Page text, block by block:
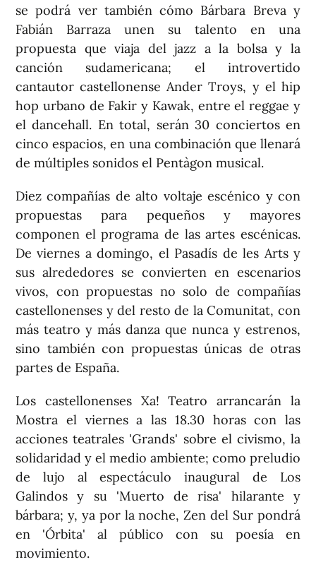
se podrá ver también cómo Bárbara Breva y
Fabián Barraza unen su talento en una
propuesta que viaja del jazz a la bolsa y la
canción sudamericana; el introvertido
cantautor castellonense Ander Troys, y el hip
hop urbano de Fakir y Kawak, entre el reggae y
el dancehall. En total, serán 30 conciertos en
cinco espacios, en una combinación que llenará
de múltiples sonidos el Pentàgon musical.
Diez compañías de alto voltaje escénico y con
propuestas para pequeños y mayores
componen el programa de las artes escénicas.
De viernes a domingo, el Pasadís de les Arts y
sus alrededores se convierten en escenarios
vivos, con propuestas no solo de compañías
castellonenses y del resto de la Comunitat, con
más teatro y más danza que nunca y estrenos,
sino también con propuestas únicas de otras
partes de España.
Los castellonenses Xa! Teatro arrancarán la
Mostra el viernes a las 18.30 horas con las
acciones teatrales 'Grands' sobre el civismo, la
solidaridad y el medio ambiente; como preludio
de lujo al espectáculo inaugural de Los
Galindos y su 'Muerto de risa' hilarante y
bárbara; y, ya por la noche, Zen del Sur pondrá
en 'Órbita' al público con su poesía en
movimiento.